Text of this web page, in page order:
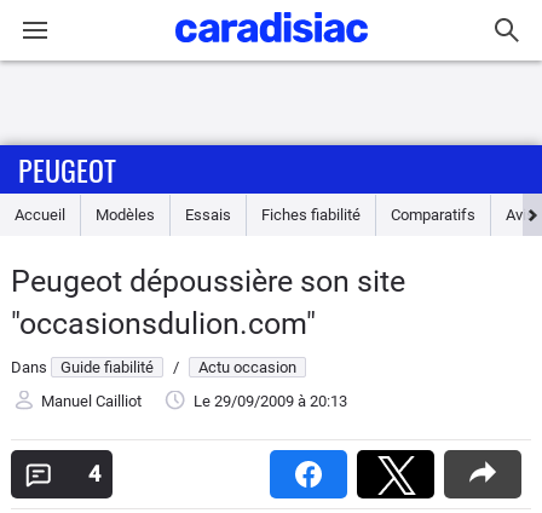
Accueil
Essais
Guide
d'achat
Electriques
PEUGEOT
Accueil Modèles Essais Fiches fiabilité Comparatifs Avis
Peugeot dépoussière son site
"occasionsdulion.com"
Dans Guide fiabilité /
Actu occasion
Manuel Cailliot
Le 29/09/2009 à 20:13
4